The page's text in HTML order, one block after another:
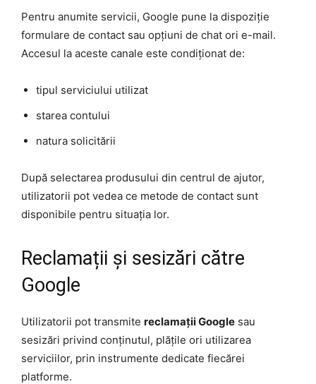
Pentru anumite servicii, Google pune la dispoziție
formulare de contact sau opțiuni de chat ori e-mail.
Accesul la aceste canale este condiționat de:
tipul serviciului utilizat
starea contului
natura solicitării
După selectarea produsului din centrul de ajutor,
utilizatorii pot vedea ce metode de contact sunt
disponibile pentru situația lor.
Reclamații și sesizări către
Google
Utilizatorii pot transmite reclamații Google sau
sesizări privind conținutul, plățile ori utilizarea
serviciilor, prin instrumente dedicate fiecărei
platforme.